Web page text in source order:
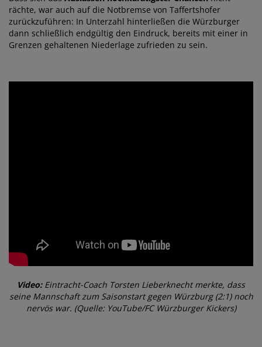
rächte, war auch auf die Notbremse von Taffertshofer
zurückzuführen: In Unterzahl hinterließen die Würzburger
dann schließlich endgültig den Eindruck, bereits mit einer in
Grenzen gehaltenen Niederlage zufrieden zu sein.
Video:Eintracht-Coach Torsten Lieberknecht merkte, dass
seine Mannschaft zum Saisonstart gegen Würzburg (2:1) noch
nervös war. (Quelle: YouTube/FC Würzburger Kickers)